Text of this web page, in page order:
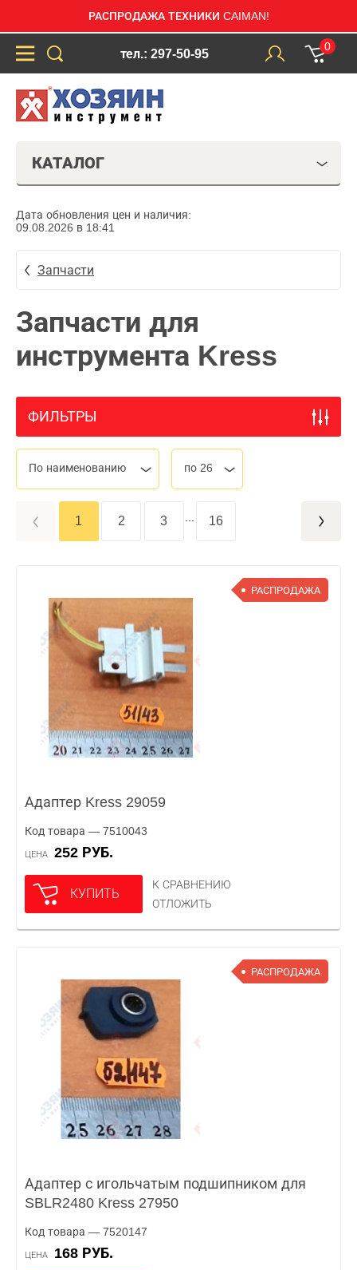
РАСПРОДАЖА ТЕХНИКИ CAIMAN!
тел.: 297-50-95
0
КАТАЛОГ
Дата обновления цен и наличия:
09.08.2026 в 18:41
Запчасти
Запчасти для
инструмента Kress
ФИЛЬТРЫ
По наименованию по 26
1 2 3 16
РАСПРОДАЖА
Адаптер Kress 29059
Код товара — 7510043
ЦЕНА 252 РУБ.
КУПИТЬ
К СРАВНЕНИЮ
ОТЛОЖИТЬ
РАСПРОДАЖА
Адаптер с игольчатым подшипником для
SBLR2480 Kress 27950
Код товара — 7520147
ЦЕНА 168 РУБ.